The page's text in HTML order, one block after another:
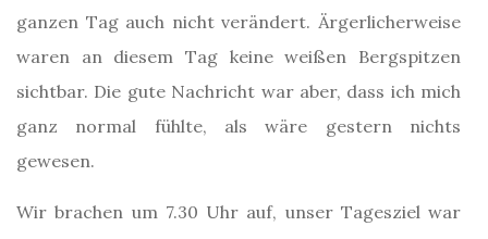
ganzen Tag auch nicht verändert. Ärgerlicherweise
waren an diesem Tag keine weißen Bergspitzen
sichtbar. Die gute Nachricht war aber, dass ich mich
ganz normal fühlte, als wäre gestern nichts
gewesen.
Wir brachen um 7.30 Uhr auf, unser Tagesziel war